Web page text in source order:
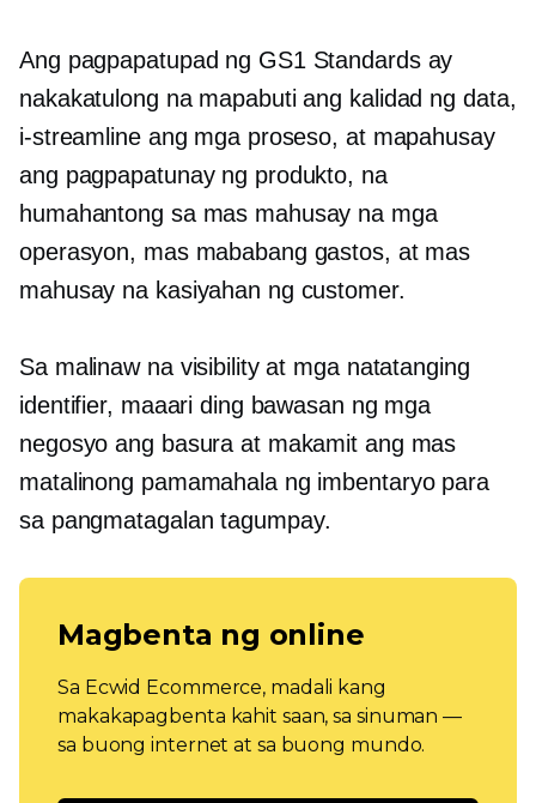
Ang pagpapatupad ng GS1 Standards ay
nakakatulong na mapabuti ang kalidad ng data,
i-streamline ang mga proseso, at mapahusay
ang pagpapatunay ng produkto, na
humahantong sa mas mahusay na mga
operasyon, mas mababang gastos, at mas
mahusay na kasiyahan ng customer.
Sa malinaw na visibility at mga natatanging
identifier, maaari ding bawasan ng mga
negosyo ang basura at makamit ang mas
matalinong pamamahala ng imbentaryo para
sa pangmatagalan tagumpay.
Magbenta ng online
Sa Ecwid Ecommerce, madali kang
makakapagbenta kahit saan, sa sinuman —
sa buong internet at sa buong mundo.